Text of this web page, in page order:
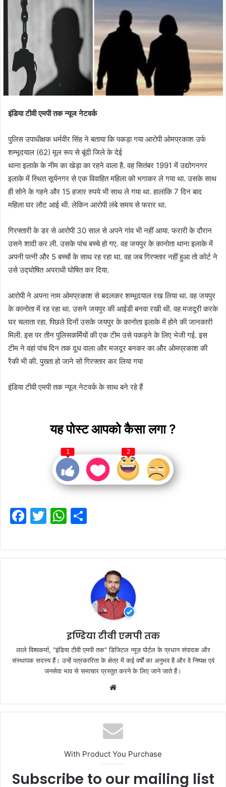
इंडिया टीवी एमपी तक न्यूज नेटवर्क
पुलिस उपाधीक्षक धर्मवीर सिंह ने बताया कि पकड़ा गया आरोपी ओमप्रकाश उर्फ
शम्भूदयाल (62) मूल रूप से बूंदी जिले के देई
थाना इलाके के नीम का खेड़ा का रहने वाला है. वह सितंबर 1991 में उद्योगनगर
इलाके में स्थित सूर्यनगर से एक विवाहित महिला को भगाकर ले गया था. उसके साथ
ही सोने के गहने और 15 हजार रुपये भी साथ ले गया था. हालांकि 7 दिन बाद
महिला घर लौट आई थी. लेकिन आरोपी लंबे समय से फरार था.
गिरफ्तारी के डर से आरोपी 30 साल से अपने गांव भी नहीं आया. फरारी के दौरान
उसने शादी कर ली. उसके पांच बच्चे हो गए. वह जयपुर के कानोता थाना इलाके में
अपनी पत्नी और 5 बच्चों के साथ रह रहा था. वह जब गिरफ्तार नहीं हुआ तो कोर्ट ने
उसे उद्घोषित अपराधी घोषित कर दिया.
आरोपी ने अपना नाम ओमप्रकाश से बदलकर शम्भूदयाल रख लिया था. वह जयपुर
के कानोता में रह रहा था. उसने जयपुर की आईडी बनवा रखी थी. वह मजदूरी करके
घर चलाता रहा. पिछले दिनों उसके जयपुर के कानोता इलाके में होने की जानकारी
मिली. इस पर तीन पुलिसकर्मियों की एक टीम उसे पकड़ने के लिए भेजी गई. इस
टीम ने वहां पांच दिन तक दूध वाला और मजदूर बनकर का और ओमप्रकाश की
रैकी भी की. पुख्ता हो जाने सो गिरफ्तार कर लिया गया
इंडिया टीवी एमपी तक न्यूज नेटवर्क के साथ बने रहे हैं
यह पोस्ट आपको कैसा लगा ?
1 2
F
c
e
T
itt
er
W
at
s
ar
e
इण्डिया टीवी एमपी तक
लाले विश्वकर्मा, "इंडिया टीवी एमपी तक" डिजिटल न्यूज़ पोर्टल के प्रधान संपादक और
संस्थापक सदस्य हैं। उन्हें पत्रकारिता के क्षेत्र में कई वर्षों का अनुभव है और वे निष्पक्ष एवं
जनसेवा भाव से समाचार प्रस्तुत करने के लिए जाने जाते हैं।
With Product You Purchase
Subscribe to our mailing list